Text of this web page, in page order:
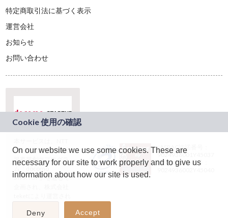
特定商取引法に基づく表示
運営会社
お知らせ
お問い合わせ
ドコモグループの新
規事業創出プログラ
ム「docomo
STARTUP」を通じて
JASRAC許諾番号：
9024936001Y45037
JASRAC許諾番号：
On our website we use some cookies. These are
necessary for our site to work properly and to give us
information about how our site is used.
Deny Accept